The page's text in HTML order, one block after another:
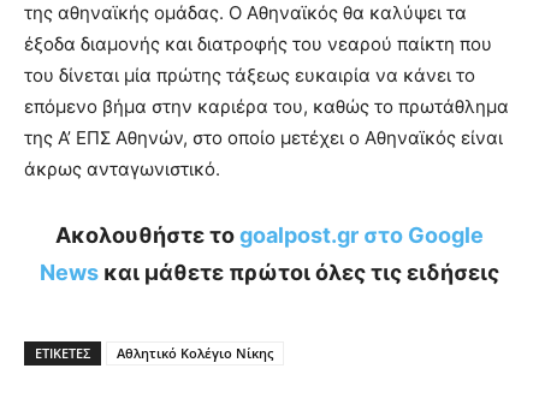
της αθηναϊκής ομάδας. Ο Αθηναϊκός θα καλύψει τα
έξοδα διαμονής και διατροφής του νεαρού παίκτη που
του δίνεται μία πρώτης τάξεως ευκαιρία να κάνει το
επόμενο βήμα στην καριέρα του, καθώς το πρωτάθλημα
της Α’ ΕΠΣ Αθηνών, στο οποίο μετέχει ο Αθηναϊκός είναι
άκρως ανταγωνιστικό.
Ακολουθήστε τοgoalpost.gr στο Google
News και μάθετε πρώτοι όλες τις ειδήσεις
ΕΤΙΚΕΤΕΣ Αθλητικό Κολέγιο Νίκης